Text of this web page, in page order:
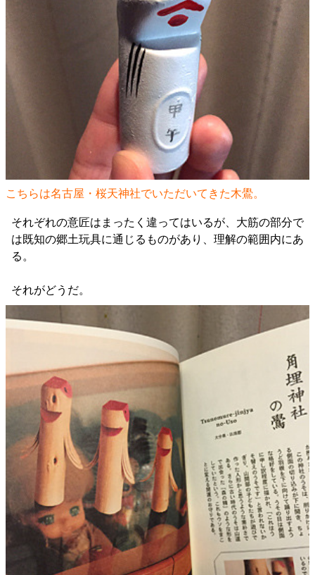
こちらは名古屋・桜天神社でいただいてきた木鷽。
それぞれの意匠はまったく違ってはいるが、大筋の部分で
は既知の郷土玩具に通じるものがあり、理解の範囲内にあ
る。
それがどうだ。